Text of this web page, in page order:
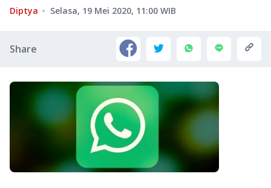
Diptya Selasa, 19 Mei 2020, 11:00 WIB
Share